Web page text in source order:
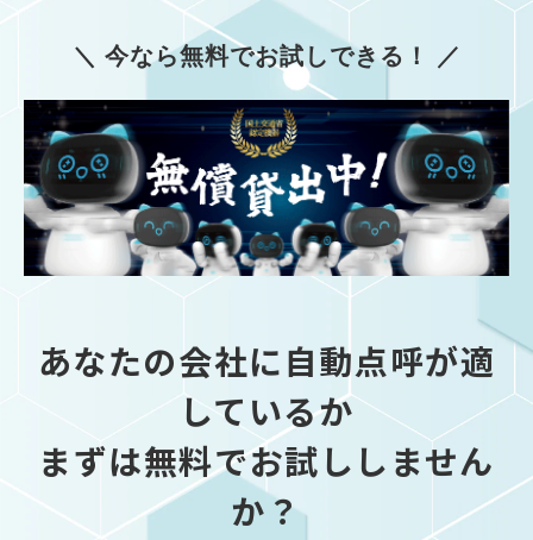
＼ 今なら無料でお試しできる！ ／
あなたの会社に自動点呼が適
しているか
まずは無料でお試ししません
か？